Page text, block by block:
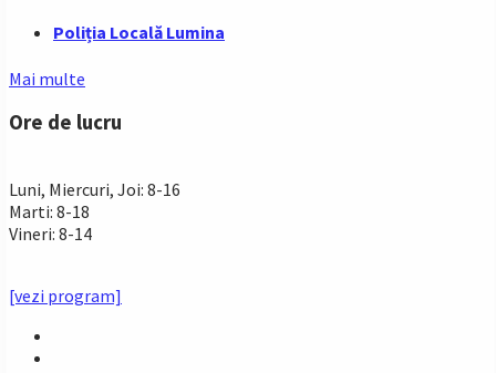
Poliția Locală Lumina
Mai multe
Ore de lucru
Luni, Miercuri, Joi: 8-16
Marti: 8-18
Vineri: 8-14
[vezi program]